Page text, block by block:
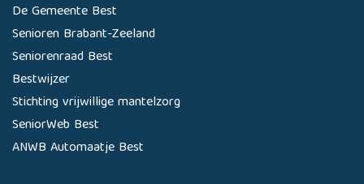
De Gemeente Best
Senioren Brabant-Zeeland
Seniorenraad Best
Bestwijzer
Stichting vrijwillige mantelzorg
SeniorWeb Best
ANWB Automaatje Best